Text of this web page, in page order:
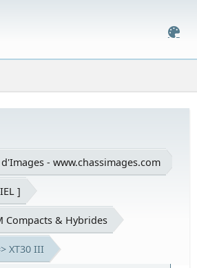
- www.chassimages.com
]
Compacts & Hybrides
XT30 III